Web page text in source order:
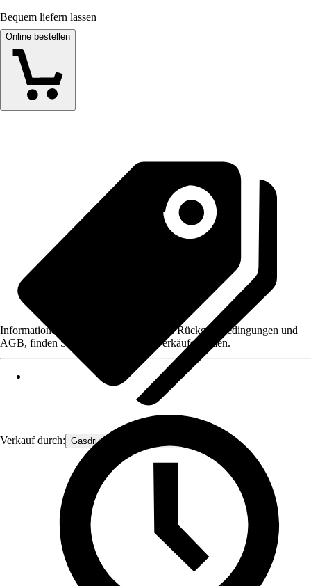
Bequem liefern lassen
Online bestellen
Verkauf durch: Gasdruckfeder Großhandel
Informationen des Verkäufers, wie z. B. Rückgabebedingungen und
AGB, finden Sie bei Klick auf den Verkäufernamen.